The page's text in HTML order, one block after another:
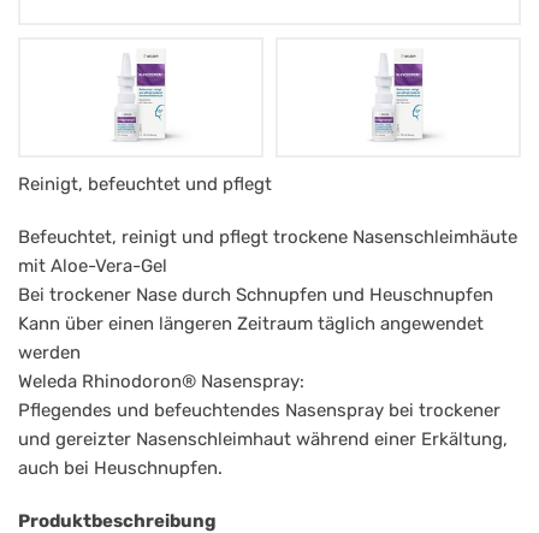
Weleda
Rhinodoron®
Nasenspray
mit
Aleo
Vera
20ml
Reinigt, befeuchtet und pflegt
Befeuchtet, reinigt und pflegt trockene Nasenschleimhäute
mit Aloe-Vera-Gel
Bei trockener Nase durch Schnupfen und Heuschnupfen
Kann über einen längeren Zeitraum täglich angewendet
werden
Weleda Rhinodoron® Nasenspray:
Pflegendes und befeuchtendes Nasenspray bei trockener
und gereizter Nasenschleimhaut während einer Erkältung,
auch bei Heuschnupfen.
Produktbeschreibung